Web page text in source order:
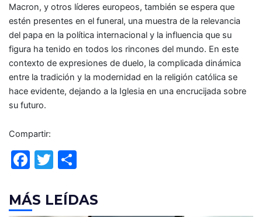
Macron, y otros líderes europeos, también se espera que
estén presentes en el funeral, una muestra de la relevancia
del papa en la política internacional y la influencia que su
figura ha tenido en todos los rincones del mundo. En este
contexto de expresiones de duelo, la complicada dinámica
entre la tradición y la modernidad en la religión católica se
hace evidente, dejando a la Iglesia en una encrucijada sobre
su futuro.
Compartir:
F
c
T
itt m
MÁS LEÍDAS